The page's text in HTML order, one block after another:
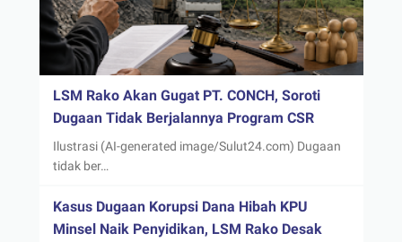
LSM Rako Akan Gugat PT. CONCH, Soroti
Dugaan Tidak Berjalannya Program CSR
Ilustrasi (AI-generated image/Sulut24.com) Dugaan
tidak ber…
Kasus Dugaan Korupsi Dana Hibah KPU
Minsel Naik Penyidikan, LSM Rako Desak